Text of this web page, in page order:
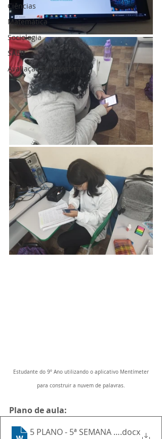
Ciências
Matemática
Sociologia
SAEB
Avaliação Diagnóstica
para construir a nuvem de palavras.
Plano de aula:
5 PLANO - 5ª SEMANA - Geografia -
.docx